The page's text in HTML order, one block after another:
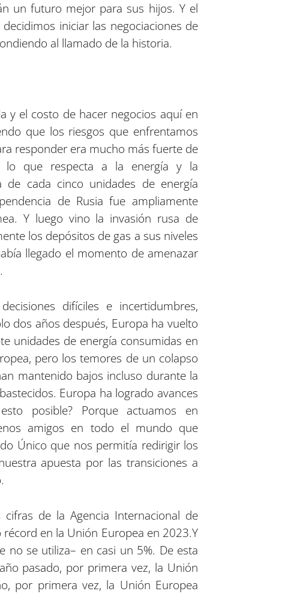
un futuro mejor para sus hijos. Y el
iniciar las negociaciones de
al llamado de la historia.
y el costo de hacer negocios aquí en
que los riesgos que enfrentamos
responder era mucho más fuerte de
lo que respecta a la energía y la
cada cinco unidades de energía
de Rusia fue ampliamente
Y luego vino la invasión rusa de
los depósitos de gas a sus niveles
llegado el momento de amenazar
difíciles e incertidumbres,
dos años después, Europa ha vuelto
unidades de energía consumidas en
pero los temores de un colapso
mantenido bajos incluso durante la
Europa ha logrado avances
posible? Porque actuamos en
amigos en todo el mundo que
Único que nos permitía redirigir los
apuesta por las transiciones a
de la Agencia Internacional de
en la Unión Europea en 2023.Y
no se utiliza– en casi un 5%. De esta
pasado, por primera vez, la Unión
por primera vez, la Unión Europea